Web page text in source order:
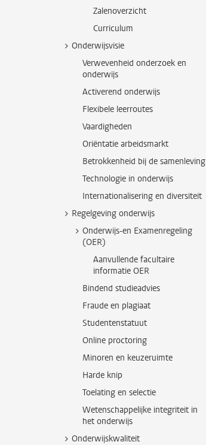
Zalenoverzicht
Curriculum
Onderwijsvisie
Verwevenheid onderzoek en
onderwijs
Activerend onderwijs
Flexibele leerroutes
Vaardigheden
Oriëntatie arbeidsmarkt
Betrokkenheid bij de samenleving
Technologie in onderwijs
Internationalisering en diversiteit
Regelgeving onderwijs
Onderwijs-en Examenregeling
(OER)
Aanvullende facultaire
informatie OER
Bindend studieadvies
Fraude en plagiaat
Studentenstatuut
Online proctoring
Minoren en keuzeruimte
Harde knip
Toelating en selectie
Wetenschappelijke integriteit in
het onderwijs
Onderwijskwaliteit